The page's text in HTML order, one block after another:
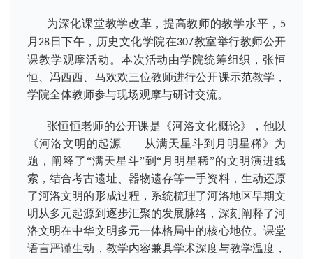
为深化课堂教学改革，提高教师的教学水平， 5
月 28 日下午，历史文化学院在307教室举行教师公开
课教学观摩活动。本次活动由学院统筹组织，张恒
恒、冯西西、马欢欢三位教师进行公开课示范教学，
学院全体教师参与现场观摩与研讨交流。
张恒恒老师的公开课是《河洛文化概论》，他以
《河洛文明的起源——从满天星斗到月明星稀》为
题，阐释了“满天星斗”到“月明星稀”的文明演进线
索，结合考古遗址、器物遗存等一手资料，生动还原
了河洛文明的形成过程，系统梳理了河洛地区早期文
明从多元起源到逐步汇聚的发展脉络，深刻阐释了河
洛文明在中华文明多元一体格局中的核心地位。课堂
语言严谨生动，教学内容兼具学术深度与教学温度，